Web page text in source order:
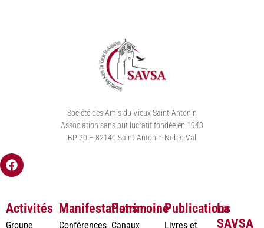
Société des Amis du Vieux Saint-Antonin
Association sans but lucratif fondée en 1943
BP 20 – 82140 Saint-Antonin-Noble-Val
Activités
Groupe
Manifestations
Conférences
Patrimoine
Canaux
Publications
Livres et
La
SAVSA